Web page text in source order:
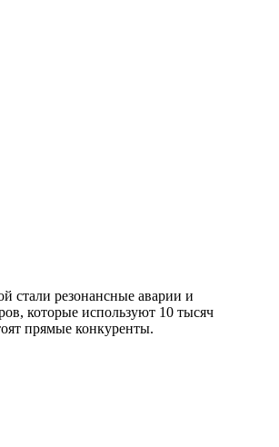
стали резонансные аварии и
которые используют 10 тысяч
прямые конкуренты.